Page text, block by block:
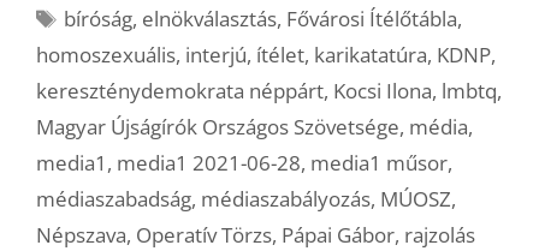
Címkék
bíróság, elnökválasztás, Fővárosi Ítélőtábla,
homoszexuális, interjú, ítélet, karikatatúra, KDNP,
kereszténydemokrata néppárt, Kocsi Ilona, lmbtq,
Magyar Újságírók Országos Szövetsége, média,
media1 , media1 2021-06-28, media1 műsor,
médiaszabadság, médiaszabályozás, MÚOSZ,
Népszava, Operatív Törzs, Pápai Gábor, rajzolás